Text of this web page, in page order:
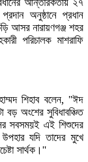
আন্তরিকতায় ২৭
অনুষ্ঠানে প্রধান
আসর নারায়ণগঞ্জ শহর
পরিচালক মাশরাফি
শিহাব বলেন, "ঈদ
অংশের সুবিধাবঞ্চিত
সবসময়ই এই শিশুদের
যদি তাদের মুখে
সার্থক।"